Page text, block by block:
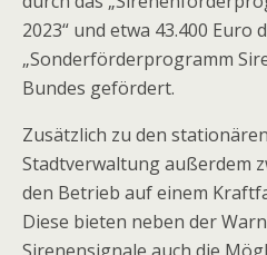
2023“ und etwa 43.400 Euro
„Sonderförderprogramm
Bundes gefördert.
Zusätzlich zu den
Stadtverwaltung außerdem
den Betrieb auf einem
Diese bieten neben der